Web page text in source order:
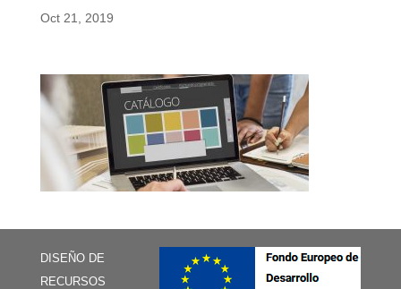
Oct 21, 2019
DISEÑO DE
RECURSOS